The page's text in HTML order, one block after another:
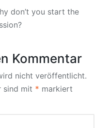
don’t you start the
Kommentar
nicht veröffentlicht.
sind mit * markiert